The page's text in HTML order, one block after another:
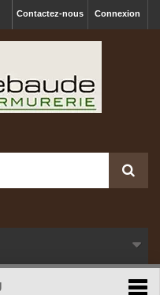
Connexion
Contactez-nous